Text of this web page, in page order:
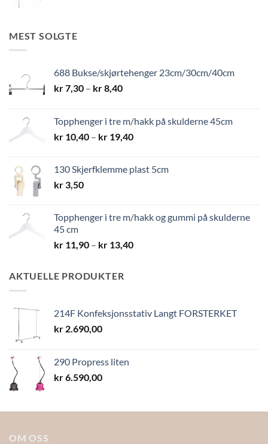
MEST SOLGTE
688 Bukse/skjørtehenger 23cm/30cm/40cm
kr7,30 – kr8,40Prisområde:
kr 8,40
Topphenger i tre m/hakk på skulderne 45cm
kr 10,40 – kr 19,40Prisområde:
kr 19,40
130 Skjerfklemme plast 5cm
kr 3,50
Topphenger i tre m/hakk og gummi på skulderne
45 cm
kr 11,90 – kr 13,40Prisområde:
AKTUELLE PRODUKTER
214F Konfeksjonsstativ Langt FORSTERKET
kr 2.690,00
290 Propress liten
kr6.590,00
OM OSS